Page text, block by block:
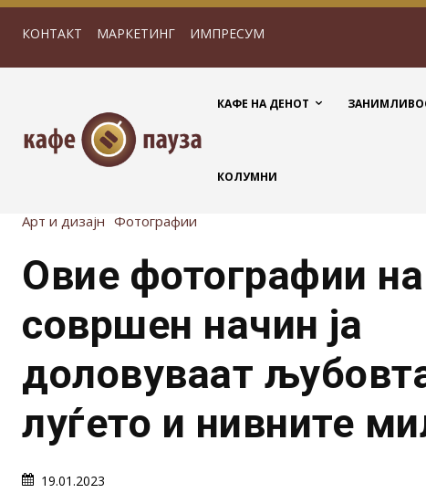
КОНТАКТ МАРКЕТИНГ ИМПРЕСУМ
КАФЕ НА ДЕНОТ
КОЛУМНИ
Арт и дизајн Фотографии
Овие фотографии на
совршен начин ја
доловуваат
луѓето и нивните
19.01.2023